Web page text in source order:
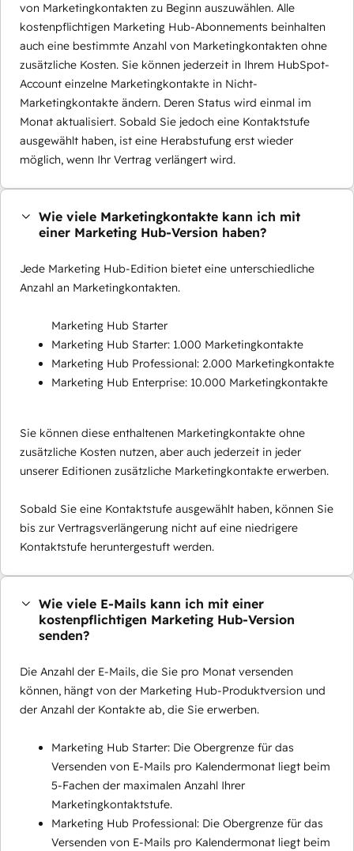
von Marketingkontakten zu Beginn auszuwählen. Alle
kostenpflichtigen Marketing Hub-Abonnements beinhalten
auch eine bestimmte Anzahl von Marketingkontakten ohne
zusätzliche Kosten. Sie können jederzeit in Ihrem HubSpot-
Account einzelne Marketingkontakte in Nicht-
Marketingkontakte ändern. Deren Status wird einmal im
Monat aktualisiert. Sobald Sie jedoch eine Kontaktstufe
ausgewählt haben, ist eine Herabstufung erst wieder
möglich, wenn Ihr Vertrag verlängert wird.
Wie viele Marketingkontakte kann ich mit
einer Marketing Hub-Version haben?
Jede Marketing Hub-Edition bietet eine unterschiedliche
Anzahl an Marketingkontakten.
Marketing Hub Starter
Marketing Hub Starter: 1.000 Marketingkontakte
Marketing Hub Professional: 2.000 Marketingkontakte
Marketing Hub Enterprise: 10.000 Marketingkontakte
Sie können diese enthaltenen Marketingkontakte ohne
zusätzliche Kosten nutzen, aber auch jederzeit in jeder
unserer Editionen zusätzliche Marketingkontakte erwerben.
Sobald Sie eine Kontaktstufe ausgewählt haben, können Sie
bis zur Vertragsverlängerung nicht auf eine niedrigere
Kontaktstufe heruntergestuft werden.
Wie viele E-Mails kann ich mit einer
kostenpflichtigen Marketing Hub-Version
senden?
Die Anzahl der E-Mails, die Sie pro Monat versenden
können, hängt von der Marketing Hub-Produktversion und
der Anzahl der Kontakte ab, die Sie erwerben.
Marketing Hub Starter: Die Obergrenze für das
Versenden von E-Mails pro Kalendermonat liegt beim
5-Fachen der maximalen Anzahl Ihrer
Marketingkontaktstufe.
Marketing Hub Professional: Die Obergrenze für das
Versenden von E-Mails pro Kalendermonat liegt beim